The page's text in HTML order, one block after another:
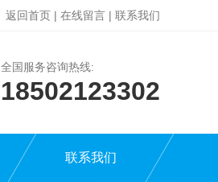
返回首页 | 在线留言 | 联系我们
全国服务咨询热线:
18502123302
联系我们